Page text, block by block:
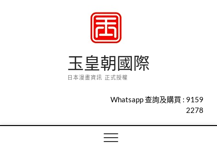
玉皇朝國際
日本漫畫資訊 正式授權
Whatsapp 查詢及購買 : 9159
2278